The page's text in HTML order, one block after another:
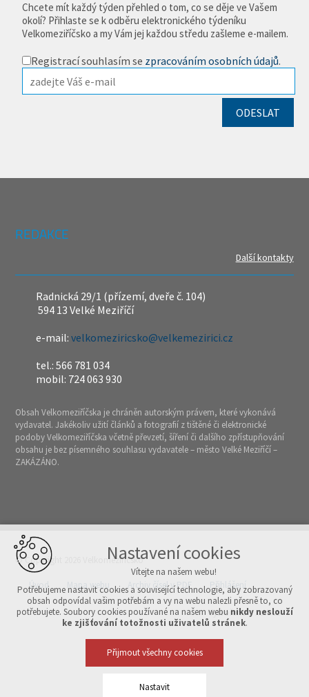
Chcete mít každý týden přehled o tom, co se děje ve Vašem
okolí? Přihlaste se k odběru elektronického týdeníku
Velkomeziříčsko a my Vám jej každou středu zašleme e-mailem.
Registrací souhlasím se zpracováním osobních údajů.
REDAKCE
Další kontakty
Radnická 29/1 (přízemí, dveře č. 104)
594 13 Velké Meziříčí
e-mail:velkomeziricsko@velkemezirici.cz
tel.: 566 781 034
mobil: 724 063 930
Obsah Velkomeziříčska je chráněn autorským právem, které vykonává
vydavatel. Jakékoliv užití článků a fotografií z tištěné či elektronické
podoby Velkomeziříčska včetně převzetí, šíření či dalšího zpřístupňování
obsahu je bez písemného souhlasu vydavatele – město Velké Meziříčí –
ZAKÁZÁNO.
© Copyright 2026 Velkomeziříčsko
Úvod Mapa webu Archiv čísel v PDF Přihlášení
Vytvořeno v xart.cz
Nastavení cookies
Vítejte na našem webu!
Potřebujeme nastavit cookies a související technologie, aby zobrazovaný
obsah odpovídal vašim potřebám a vy na webu nalezli přesně to, co
potřebujete. Soubory cookies používané na našem webu nikdy neslouží
ke zjišťování totožnosti uživatelů stránek.
Přijmout všechny cookies
Nastavit